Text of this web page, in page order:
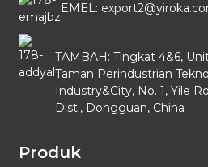
EMEL:
TAMBAH: Tingkat 4&6,
Taman Perindustrian
Industry&City, No. 1, Yile
Dist., Dongguan, China
Produk